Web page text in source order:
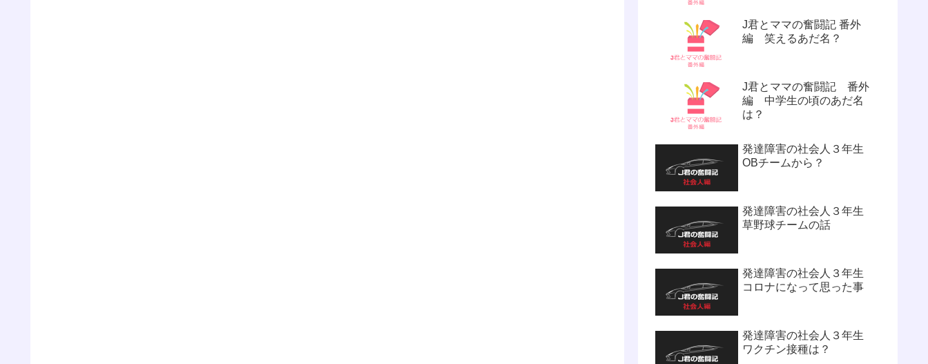
J君とママの奮闘記 番外
編 笑えるあだ名？
J君とママの奮闘記 番外
編 中学生の頃のあだ名
は？
発達障害の社会人３年生
OBチームから？
発達障害の社会人３年生
草野球チームの話
発達障害の社会人３年生
コロナになって思った事
発達障害の社会人３年生
ワクチン接種は？